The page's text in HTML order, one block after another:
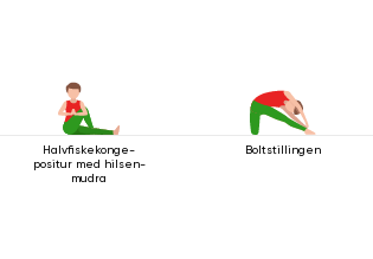
Halvfiskekonge-
positur med hilsen-
mudra
Boltstillingen